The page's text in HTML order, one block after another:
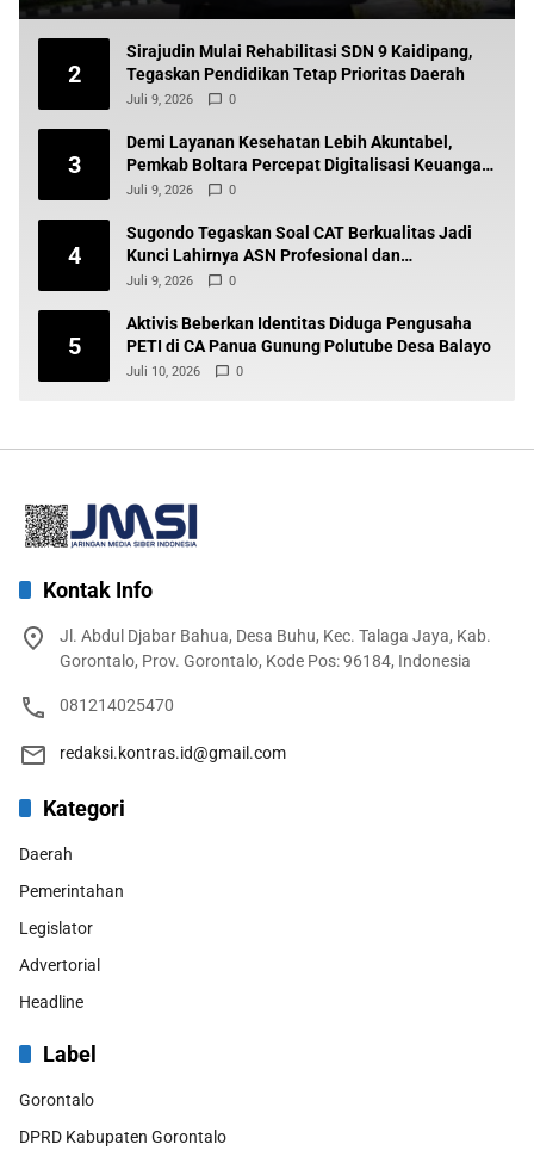
2
Sirajudin Mulai Rehabilitasi SDN 9 Kaidipang,
Tegaskan Pendidikan Tetap Prioritas Daerah
Juli 9, 2026 0
3
Demi Layanan Kesehatan Lebih Akuntabel,
Pemkab Boltara Percepat Digitalisasi Keuangan
BLUD
Juli 9, 2026 0
4
Sugondo Tegaskan Soal CAT Berkualitas Jadi
Kunci Lahirnya ASN Profesional dan
Berintegritas
Juli 9, 2026 0
5
Aktivis Beberkan Identitas Diduga Pengusaha
PETI di CA Panua Gunung Polutube Desa Balayo
Juli 10, 2026 0
Kontak Info
Jl. Abdul Djabar Bahua, Desa Buhu, Kec. Talaga Jaya, Kab.
Gorontalo, Prov. Gorontalo, Kode Pos: 96184, Indonesia
081214025470
redaksi.kontras.id@gmail.com
Kategori
Daerah
Pemerintahan
Legislator
Advertorial
Headline
Label
Gorontalo
DPRD Kabupaten Gorontalo